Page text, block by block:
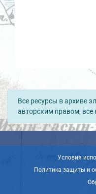
Все ресурсы в архиве
авторским правом, все
Условия
Политика защиты и